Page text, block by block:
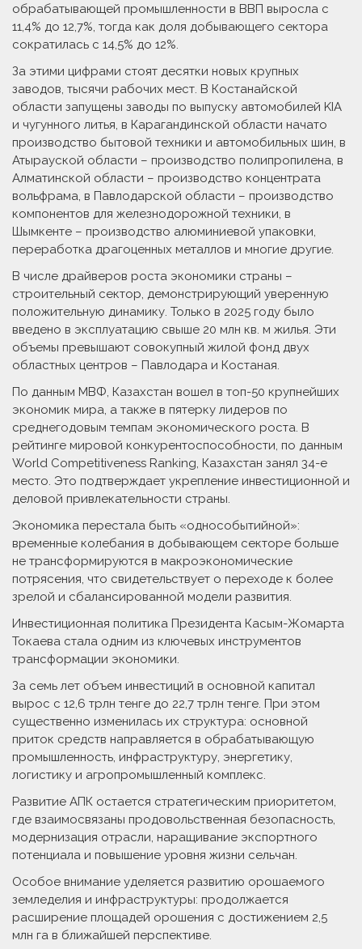
обрабатывающей промышленнос­ти в ВВП выросла с
11,4% до 12,7%, тогда как доля добываю­щего сектора
сократилась с 14,5% до 12%.
За этими цифрами стоят десятки новых крупных
заводов, тысячи рабочих мест. В Костанайской
области запущены заводы по выпуску автомобилей KIA
и чугунного литья, в Карагандинской области начато
производство бытовой техники и автомобильных шин, в
Атыраус­кой области – производство полипропилена, в
Алматинской области – производство концентрата
вольфрама, в Павлодарской области – производство
компонентов для железнодорожной техники, в
Шымкенте – производство алюминиевой упаковки,
переработка драгоценных металлов и многие другие.
В числе драйверов роста экономики страны –
строительный сектор, демонстрирующий уверенную
положительную динамику. Только в 2025 году было
введено в эксплуатацию свыше 20 млн кв. м жилья. Эти
объемы превышают совокупный жилой фонд двух
областных центров – Павлодара и Костаная.
По данным МВФ, Казахстан вошел в топ-50 крупнейших
экономик мира, а также в пятерку лидеров по
среднегодовым темпам экономического роста. В
рейтинге мировой конкурентоспособности, по данным
World Competitiveness Ranking, Казахстан занял 34-е
место. Это подтверждает укрепление инвестиционной и
деловой привлекательности страны.
Экономика перестала быть «однособытийной»:
временные колебания в добывающем секторе больше
не трансформируются в макроэкономические
потрясения, что свидетельствует о переходе к более
зрелой и сбалансированной модели развития.
Инвестиционная политика Президента Касым-Жомарта
Токаева стала одним из ключевых инструментов
трансформации экономики.
За семь лет объем инвестиций в основной капитал
вырос с 12,6 трлн тенге до 22,7 трлн тенге. При этом
существенно изменилась их структура: основной
приток средств направляется в обрабатывающую
промышленность, инфраструктуру, энергетику,
логистику и агропромышленный комплекс.
Развитие АПК остается стратегическим приоритетом,
где взаимосвязаны продовольственная безопасность,
модернизация отрасли, наращивание экспорт­ного
потенциала и повышение уровня жизни сельчан.
Особое внимание уделяется развитию орошаемого
земледелия и инфраструктуры: продолжается
расширение площадей орошения с достижением 2,5
млн га в ближайшей перспективе.